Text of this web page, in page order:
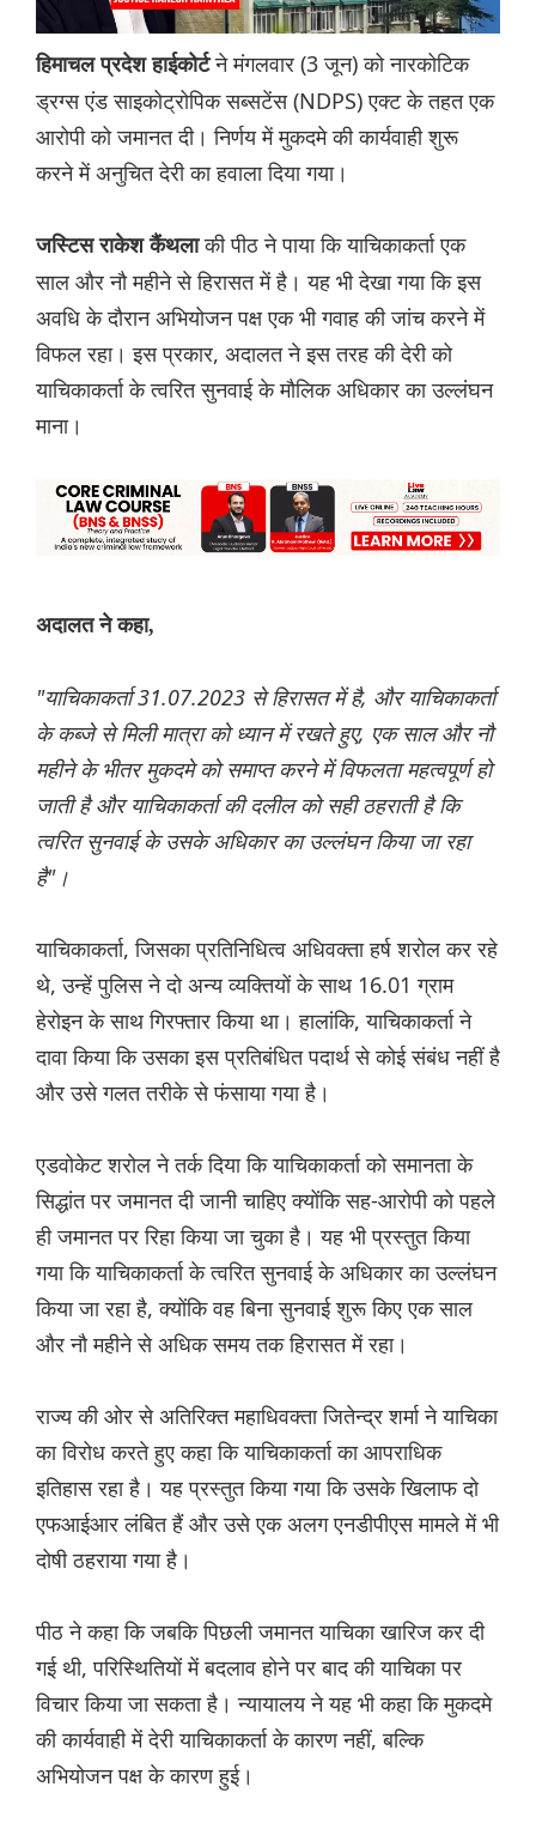
हिमाचल प्रदेश हाईकोर्टने मंगलवार (3 जून) को नारकोटिक
ड्रग्स एंड साइकोट्रोपिक सब्सटेंस (NDPS) एक्ट के तहत एक
आरोपी को जमानत दी। निर्णय में मुकदमे की कार्यवाही शुरू
करने में अनुचित देरी का हवाला दिया गया।
जस्टिस राकेश कैंथलाकी पीठ ने पाया कि याचिकाकर्ता एक
साल और नौ महीने से हिरासत में है। यह भी देखा गया कि इस
अवधि के दौरान अभियोजन पक्ष एक भी गवाह की जांच करने में
विफल रहा। इस प्रकार, अदालत ने इस तरह की देरी को
याचिकाकर्ता के त्वरित सुनवाई के मौलिक अधिकार का उल्लंघन
माना।
अदालत ने कहा,
"याचिकाकर्ता 31.07.2023 से हिरासत में है, और याचिकाकर्ता
के कब्जे से मिली मात्रा को ध्यान में रखते हुए, एक साल और नौ
महीने के भीतर मुकदमे को समाप्त करने में विफलता महत्वपूर्ण हो
जाती है और याचिकाकर्ता की दलील को सही ठहराती है कि
त्वरित सुनवाई के उसके अधिकार का उल्लंघन किया जा रहा
है"।
याचिकाकर्ता, जिसका प्रतिनिधित्व अधिवक्ता हर्ष शरोल कर रहे
थे, उन्हें पुलिस ने दो अन्य व्यक्तियों के साथ 16.01 ग्राम
हेरोइन के साथ गिरफ्तार किया था। हालांकि, याचिकाकर्ता ने
दावा किया कि उसका इस प्रतिबंधित पदार्थ से कोई संबंध नहीं है
और उसे गलत तरीके से फंसाया गया है।
एडवोकेट शरोल ने तर्क दिया कि याचिकाकर्ता को समानता के
सिद्धांत पर जमानत दी जानी चाहिए क्योंकि सह-आरोपी को पहले
ही जमानत पर रिहा किया जा चुका है। यह भी प्रस्तुत किया
गया कि याचिकाकर्ता के त्वरित सुनवाई के अधिकार का उल्लंघन
किया जा रहा है, क्योंकि वह बिना सुनवाई शुरू किए एक साल
और नौ महीने से अधिक समय तक हिरासत में रहा।
राज्य की ओर से अतिरिक्त महाधिवक्ता जितेन्द्र शर्मा ने याचिका
का विरोध करते हुए कहा कि याचिकाकर्ता का आपराधिक
इतिहास रहा है। यह प्रस्तुत किया गया कि उसके खिलाफ दो
एफआईआर लंबित हैं और उसे एक अलग एनडीपीएस मामले में भी
दोषी ठहराया गया है।
पीठ ने कहा कि जबकि पिछली जमानत याचिका खारिज कर दी
गई थी, परिस्थितियों में बदलाव होने पर बाद की याचिका पर
विचार किया जा सकता है। न्यायालय ने यह भी कहा कि मुकदमे
की कार्यवाही में देरी याचिकाकर्ता के कारण नहीं, बल्कि
अभियोजन पक्ष के कारण हुई।